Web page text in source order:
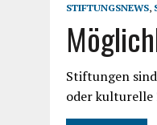
STIFTUNGSNEWS,
Stiftungen
oder kulturelle